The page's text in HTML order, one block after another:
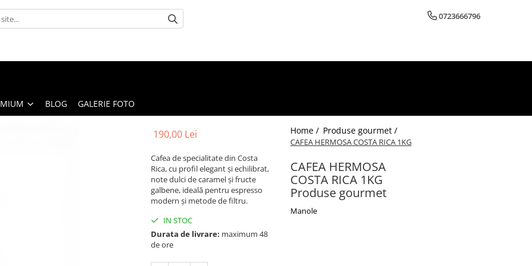
0723666796
BLOG GALERIE FOTO
Home / Produse gourmet /
CAFEA HERMOSA COSTA RICA 1KG
CAFEA HERMOSA
COSTA RICA 1KG
Produse gourmet
Manole
190,00 Lei
Cafea de specialitate din Costa
Rica, cu profil elegant și echilibrat,
note dulci de caramel și fructe
galbene, ideală pentru espresso
modern și metode de filtru.
IN STOC
Durata de livrare: maximum 48
de ore